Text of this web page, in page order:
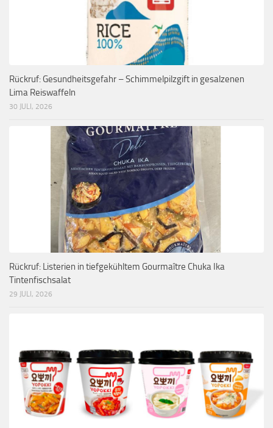
Rückruf: Gesundheitsgefahr – Schimmelpilzgift in gesalzenen
Lima Reiswaffeln
30 JULI, 2026
Rückruf: Listerien in tiefgekühltem Gourmaître Chuka Ika
Tintenfischsalat
29 JULI, 2026